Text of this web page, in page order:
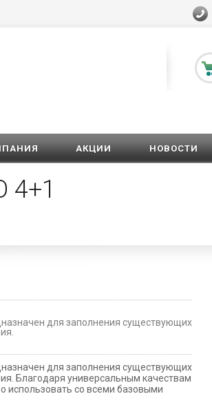
АКЦИИ НОВОСТИ
4+1
для заполнения существующих
для заполнения существующих
Благодаря универсальным качествам
использовать со всеми базовыми